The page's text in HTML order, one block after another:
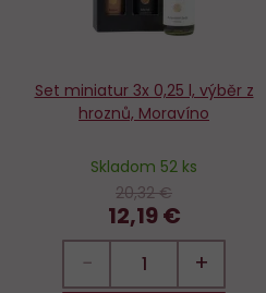
Set miniatur 3x 0,25 l, výběr z
hroznů, Moravíno
Skladom 52 ks
20,32 €
12,19 €
− +